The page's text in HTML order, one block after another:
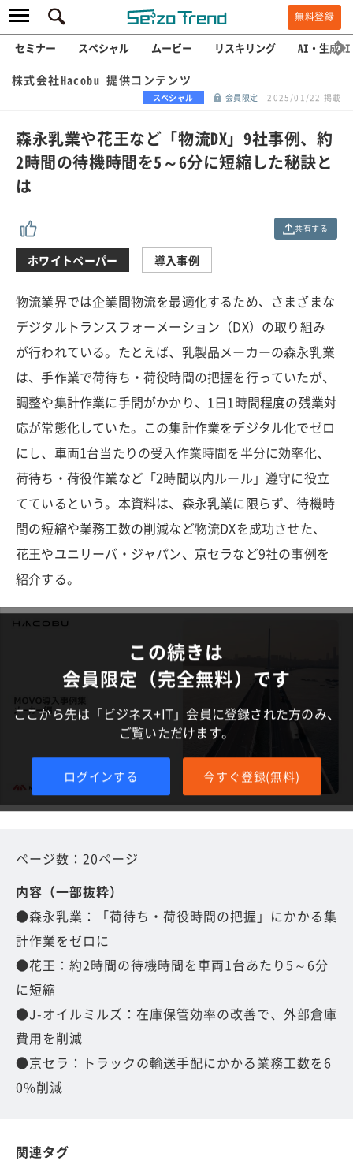
無料登録
セミナー スペシャル ムービー リスキリング AI・生成AI
株式会社Hacobu 提供コンテンツ
スペシャル 会員限定 2025/01/22 掲載
森永乳業や花王など「物流DX」9社事例、約
2時間の待機時間を5～6分に短縮した秘訣と
は
共有する
ホワイトペーパー 導入事例
物流業界では企業間物流を最適化するため、さまざまな
デジタルトランスフォーメーション（DX）の取り組み
が行われている。たとえば、乳製品メーカーの森永乳業
は、手作業で荷待ち・荷役時間の把握を行っていたが、
調整や集計作業に手間がかかり、1日1時間程度の残業対
応が常態化していた。この集計作業をデジタル化でゼロ
にし、車両1台当たりの受入作業時間を半分に効率化、
荷待ち・荷役作業など「2時間以内ルール」遵守に役立
てているという。本資料は、森永乳業に限らず、待機時
間の短縮や業務工数の削減など物流DXを成功させた、
花王やユニリーバ・ジャパン、京セラなど9社の事例を
紹介する。
この続きは
会員限定（完全無料）です
ここから先は「ビジネス+IT」会員に登録された方のみ、
ご覧いただけます。
ログインする 今すぐ登録(無料)
ページ数：20ページ
内容（一部抜粋）
●森永乳業：「荷待ち・荷役時間の把握」にかかる集
計作業をゼロに
●花王：約2時間の待機時間を車両1台あたり5～6分
に短縮
●J-オイルミルズ：在庫保管効率の改善で、外部倉庫
費用を削減
●京セラ：トラックの輸送手配にかかる業務工数を6
0%削減
関連タグ